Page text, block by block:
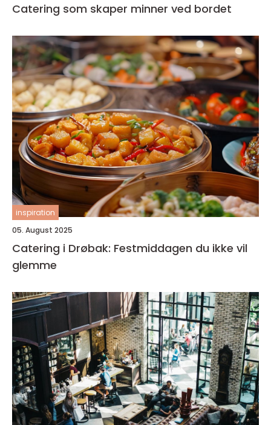
Catering som skaper minner ved bordet
inspiration
05. August 2025
Catering i Drøbak: Festmiddagen du ikke vil
glemme